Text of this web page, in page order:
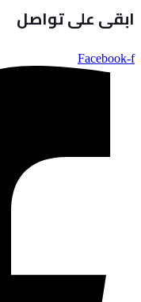
ابقى على تواصل
Facebook-f